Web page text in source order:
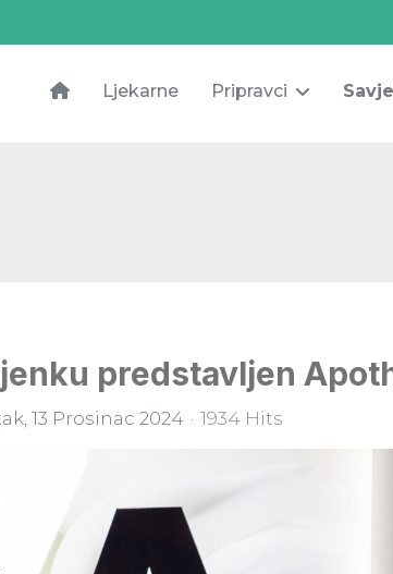
Ljekarne Pripravci
predstavljen
13 Prosinac 2024 1934 Hits